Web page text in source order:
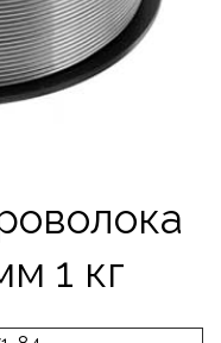
1 кг